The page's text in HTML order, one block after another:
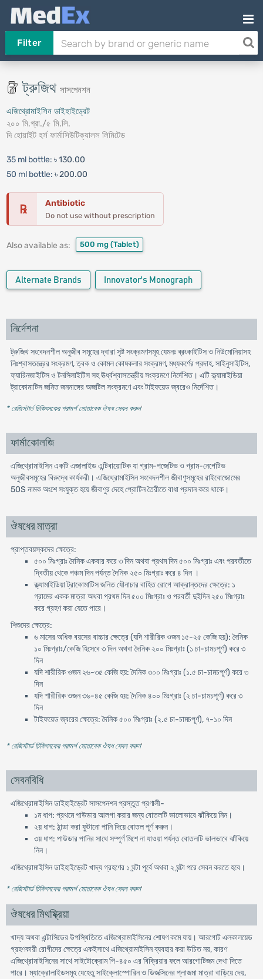
Filter
ট্রুজিথ সাসপেনশন
এজিথ্রোমাইসিন ডাইহাইড্রেট
২০০ মি.গ্রা./৫ মি.লি.
দি হোয়াইট হর্স ফার্মাসিউটিক্যালস লিমিটেড
35 ml bottle: ৳ 130.00
50 ml bottle: ৳ 200.00
℞ Antibiotic
Do not use without prescription
Also available as: 500 mg (Tablet)
Alternate Brands Innovator's Monograph
নির্দেশনা
ট্রুজিথ সংবেদনশীল অনুজীব সমূহের দ্বারা সৃষ্ট সংক্রমণসমূহ যেমনঃ ব্রংকাইটিস ও নিউমোনিয়াসহ
নিঃশ্বাসতন্ত্রের সংক্রমণ, ত্বক ও কোমল কোষকলার সংক্রমণ, মধ্যকর্ণের প্রদাহ, সাইনুসাইটিস,
ফ্যারিনজাইটিস ও টনসিলাইটিস সহ ঊর্ধ্বশ্বাসতন্ত্রীয় সংক্রমণে নির্দেশিত। এটি ক্ল্যামাইডিয়া
ট্রাকোমাটিস জনিত জননাঙ্গের অজটিল সংক্রমণে এবং টাইফয়েড জ্বরেও নির্দেশিত।
* রেজিস্টার্ড চিকিৎসকের পরামর্শ মোতাবেক ঔষধ সেবন করুন'
ফার্মাকোলজি
এজিথ্রোমাইসিন একটি এজালাইড এন্টিবায়োটিক যা গ্রাম-পজেটিভ ও গ্রাম-নেগেটিভ
অনুজীবসমূহের বিরুদ্ধে কার্যকরী। এজিথ্রোমাইসিন সংবেদনশীল জীবাণুসমূহের রাইবোজোমের
50S নামক অংশে সংযুক্ত হয়ে জীবাণুর দেহে প্রোটিন তৈরীতে বাধা প্রদান করে থাকে।
ঔষধের মাত্রা
প্রাপ্তবয়স্কদের ক্ষেত্রে:
৫০০ মিঃগ্রাঃ দৈনিক একবার করে ৩ দিন অথবা প্রথম দিন ৫০০ মিঃগ্রাঃ এবং পরবর্তীতে
দ্বিতীয় থেকে পঞ্চম দিন পর্যন্ত দৈনিক ২৫০ মিঃগ্রাঃ করে ৪ দিন ।
ক্ল্যামাইডিয়া ট্রাকোমাটিস জনিত যৌনাচার বাহিত রোগে আক্রান্তদের ক্ষেত্রে: ১
গ্রামের একক মাত্রা অথবা প্রথম দিন ৫০০ মিঃগ্রাঃ ও পরবর্তী দুইদিন ২৫০ মিঃগ্রাঃ
করে গ্রহণ করা যেতে পারে।
শিশুদের ক্ষেত্রে:
৬ মাসের অধিক বয়সের বাচ্চার ক্ষেত্রে (যদি শারীরিক ওজন ১৫-২৫ কেজি হয়): দৈনিক
১০ মিঃগ্রাঃ/কেজি হিসেবে ৩ দিন অথবা দৈনিক ২০০ মিঃগ্রাঃ (১ চা-চামচপূর্ণ) করে ৩
দিন
যদি শারীরিক ওজন ২৬-৩৫ কেজি হয়: দৈনিক ৩০০ মিঃগ্রাঃ (১.৫ চা-চামচপূর্ণ) করে ৩
দিন
যদি শারীরিক ওজন ৩৬-৪৫ কেজি হয়: দৈনিক ৪০০ মিঃগ্রাঃ (২ চা-চামচপূর্ণ) করে ৩
দিন
টাইফয়েড জ্বরের ক্ষেত্রে: দৈনিক ৫০০ মিঃগ্রাঃ (২.৫ চা-চামচপূর্ণ), ৭-১০ দিন
* রেজিস্টার্ড চিকিৎসকের পরামর্শ মোতাবেক ঔষধ সেবন করুন'
সেবনবিধি
এজিথ্রোমাইসিন ডাইহাইড্রেট সাসপেনশন প্রস্তুত প্রণালী-
১ম ধাপ: প্রথমে পাউডার আলগা করার জন্য বোতলটি ভালোভাবে ঝাঁকিয়ে নিন।
২য় ধাপ: ঠান্ডা করা ফুটানো পানি দিয়ে বোতল পূর্ণ করুন।
৩য় ধাপ: পাউডার পানির সাথে সম্পূর্ণ মিশে না যাওয়া পর্যন্ত বোতলটি ভালভাবে ঝাঁকিয়ে
নিন।
এজিথ্রোমাইসিন ডাইহাইড্রেট খাদ্য গ্রহণের ১ ঘন্টা পূর্বে অথবা ২ ঘন্টা পরে সেবন করতে হবে।
* রেজিস্টার্ড চিকিৎসকের পরামর্শ মোতাবেক ঔষধ সেবন করুন'
ঔষধের মিথষ্ক্রিয়া
খাদ্য অথবা এন্টাসিডের উপস্থিতিতে এজিথ্রোমাইসিনের শোষণ কমে যায়। আরগোট এলকালয়েড
গ্রহণকারী রোগীদের ক্ষেত্রে একইসাথে এজিথ্রোমাইসিন ব্যবহার করা উচিত নয়, কারণ
এজিথ্রোমাইসিনের সাথে সাইটোক্রোম পি-৪৫০ এর বিক্রিয়ার ফলে আরগোটিজম দেখা দিতে
পারে। ম্যাক্রোলাইডসমূহ যেহেতু সাইক্লোস্পোরিন ও ডিজক্সিনের প্লাজমা মাত্রা বাড়িয়ে দেয়,